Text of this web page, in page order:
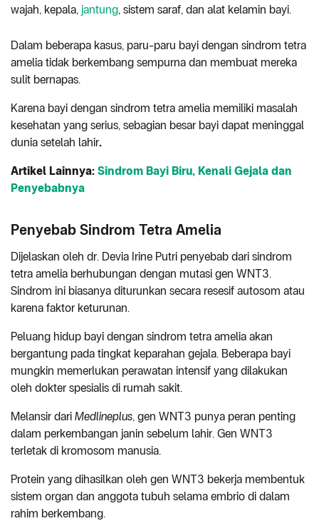
wajah, kepala, jantung, sistem saraf, dan alat kelamin bayi.
Dalam beberapa kasus, paru-paru bayi dengan sindrom tetra
amelia tidak berkembang sempurna dan membuat mereka
sulit bernapas.
Karena bayi dengan sindrom tetra amelia memiliki masalah
kesehatan yang serius, sebagian besar bayi dapat meninggal
dunia setelah lahir.
Artikel Lainnya: Sindrom Bayi Biru, Kenali Gejala dan
Penyebabnya
Penyebab Sindrom Tetra Amelia
Dijelaskan oleh dr. Devia Irine Putri penyebab dari sindrom
tetra amelia berhubungan dengan mutasi gen WNT3.
Sindrom ini biasanya diturunkan secara resesif autosom atau
karena faktor keturunan.
Peluang hidup bayi dengan sindrom tetra amelia akan
bergantung pada tingkat keparahan gejala. Beberapa bayi
mungkin memerlukan perawatan intensif yang dilakukan
oleh dokter spesialis di rumah sakit.
Melansir dari Medlineplus, gen WNT3 punya peran penting
dalam perkembangan janin sebelum lahir. Gen WNT3
terletak di kromosom manusia.
Protein yang dihasilkan oleh gen WNT3 bekerja membentuk
sistem organ dan anggota tubuh selama embrio di dalam
rahim berkembang.